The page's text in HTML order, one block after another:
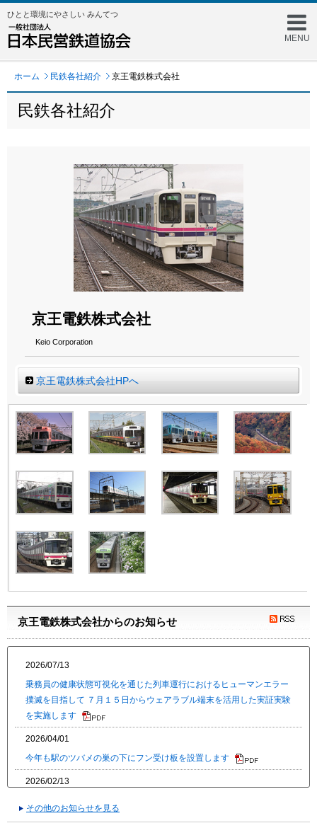
MENU
ひとと環境にやさしい みんてつ
ホーム 民鉄各社紹介 京王電鉄株式会社
民鉄各社紹介
京王電鉄株式会社
Keio Corporation
京王電鉄株式会社HPへ
京王電鉄株式会社からのお知らせ
2026/07/13
乗務員の健康状態可視化を通じた列車運行におけるヒューマンエラー
撲滅を目指して ７月１５日からウェアラブル端末を活用した実証実験
を実施します
2026/04/01
今年も駅のツバメの巣の下にフン受け板を設置します
2026/02/13
2025/12/23
その他のお知らせを見る